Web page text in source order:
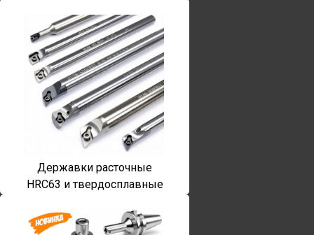
Державки расточные
HRC63 и твердосплавные